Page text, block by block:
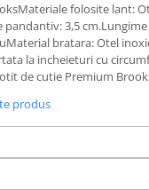
folosite lant:
3,5
bratara: Otel
la incheieturi cu
de cutie Premium
produs